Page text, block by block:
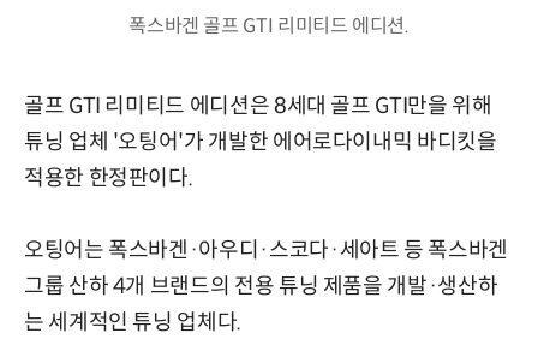
폭스바겐 골프 GTI 리미티드 에디션.
골프 GTI 리미티드 에디션은 8세대 골프 GTI만을 위해
튜닝 업체 '오팅어'가 개발한 에어로다이내믹 바디킷을
적용한 한정판이다.
오팅어는 폭스바겐·아우디·스코다·세아트 등 폭스바겐
그룹 산하 4개 브랜드의 전용 튜닝 제품을 개발·생산하
는 세계적인 튜닝 업체다.